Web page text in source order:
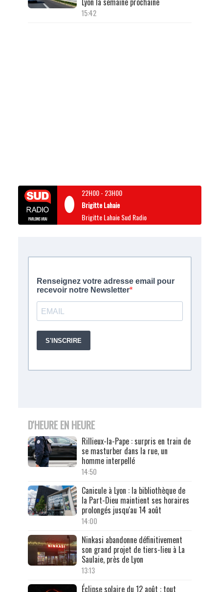
15:42
22H00- 23H00
Brigitte Lahaie
Brigitte Lahaie Sud Radio
D'HEURE EN HEURE
Rillieux-la-Pape : surpris en train de
se masturber dans la rue, un
homme interpellé
14:50
Canicule à Lyon : la bibliothèque de
la Part-Dieu maintient ses horaires
prolongés jusqu'au 14 août
14:00
Ninkasi abandonne définitivement
son grand projet de tiers-lieu à La
Saulaie, près de Lyon
13:13
Éclipse solaire du 12 août : tout